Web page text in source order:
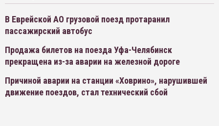
В Еврейской АО грузовой поезд протаранил
пассажирский автобус
Продажа билетов на поезда Уфа-Челябинск
прекращена из-за аварии на железной дороге
Причиной аварии на станции «Ховрино», нарушившей
движение поездов, стал технический сбой